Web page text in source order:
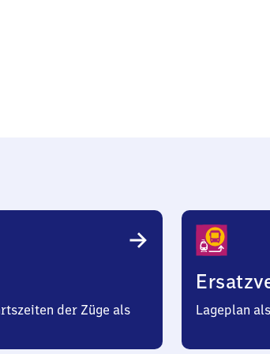
der Züge als
Lageplan